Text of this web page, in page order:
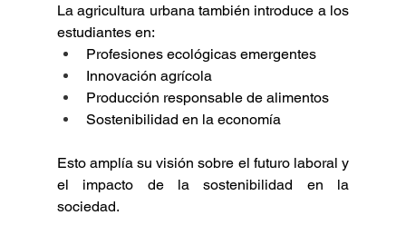
La agricultura urbana también introduce a los
estudiantes en:
Profesiones ecológicas emergentes
Innovación agrícola
Producción responsable de alimentos
Sostenibilidad en la economía
Esto amplía su visión sobre el futuro laboral y
el impacto de la sostenibilidad en la
sociedad.